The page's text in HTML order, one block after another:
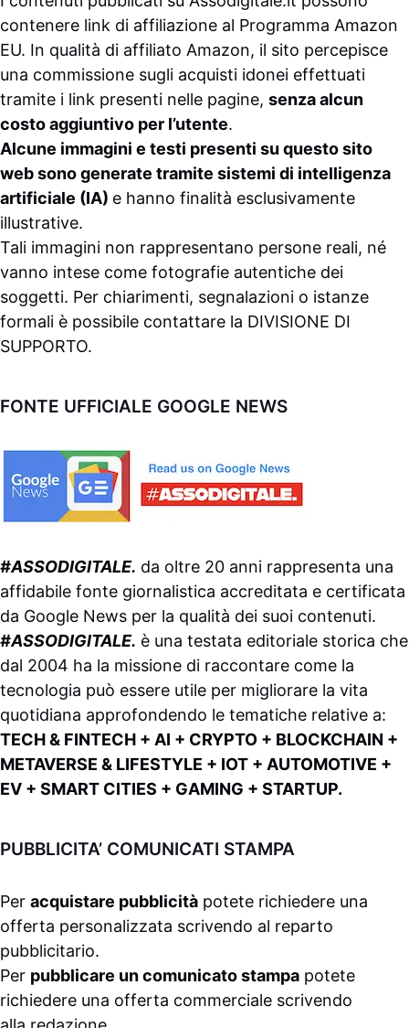
contenere link di affiliazione al Programma Amazon
EU. In qualità di affiliato Amazon, il sito percepisce
una commissione sugli acquisti idonei effettuati
tramite i link presenti nelle pagine, senza alcun
costo aggiuntivo per l’utente.
Alcune immagini e testi presenti su questo sito
web sono generate tramite sistemi di intelligenza
artificiale (IA) e hanno finalità esclusivamente
illustrative.
Tali immagini non rappresentano persone reali, né
vanno intese come fotografie autentiche dei
soggetti. Per chiarimenti, segnalazioni o istanze
formali è possibile contattare la DIVISIONE DI
SUPPORTO.
FONTE UFFICIALE GOOGLE NEWS
#ASSODIGITALE. da oltre 20 anni rappresenta una
affidabile fonte giornalistica accreditata e certificata
da Google News per la qualità dei suoi contenuti.
#ASSODIGITALE. è una testata editoriale storica che
dal 2004 ha la missione di raccontare come la
tecnologia può essere utile per migliorare la vita
quotidiana approfondendo le tematiche relative a:
TECH & FINTECH + AI + CRYPTO + BLOCKCHAIN +
METAVERSE & LIFESTYLE + IOT + AUTOMOTIVE +
EV + SMART CITIES + GAMING + STARTUP.
PUBBLICITA’ COMUNICATI STAMPA
Per acquistare pubblicità potete richiedere una
offerta personalizzata scrivendo al reparto
pubblicitario.
Per pubblicare un comunicato stampa potete
richiedere una offerta commerciale scrivendo